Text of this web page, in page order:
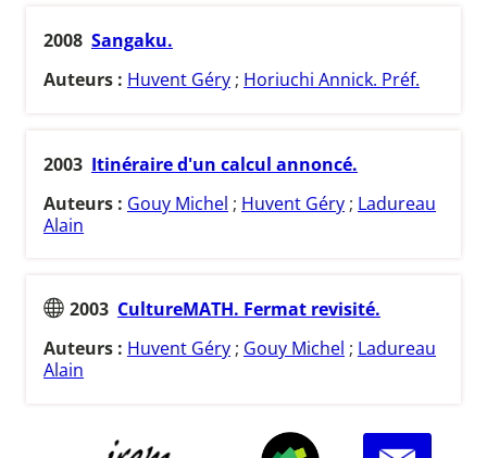
2008 Sangaku.
Auteurs : Huvent Géry ; Horiuchi Annick. Préf.
2003 Itinéraire d'un calcul annoncé.
Auteurs : Gouy Michel ; Huvent Géry ; Ladureau
Alain
2003 CultureMATH. Fermat revisité.
Auteurs : Huvent Géry ; Gouy Michel ; Ladureau
Alain